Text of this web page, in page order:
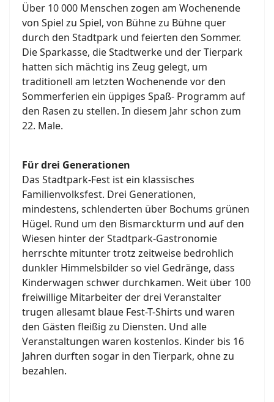
Über 10 000 Menschen zogen am Wochenende
von Spiel zu Spiel, von Bühne zu Bühne quer
durch den Stadtpark und feierten den Sommer.
Die Sparkasse, die Stadtwerke und der Tierpark
hatten sich mächtig ins Zeug gelegt, um
traditionell am letzten Wochenende vor den
Sommerferien ein üppiges Spaß- Programm auf
den Rasen zu stellen. In diesem Jahr schon zum
22. Male.
Für drei Generationen
Das Stadtpark-Fest ist ein klassisches
Familienvolksfest. Drei Generationen,
mindestens, schlenderten über Bochums grünen
Hügel. Rund um den Bismarckturm und auf den
Wiesen hinter der Stadtpark-Gastronomie
herrschte mitunter trotz zeitweise bedrohlich
dunkler Himmelsbilder so viel Gedränge, dass
Kinderwagen schwer durchkamen. Weit über 100
freiwillige Mitarbeiter der drei Veranstalter
trugen allesamt blaue Fest-T-Shirts und waren
den Gästen fleißig zu Diensten. Und alle
Veranstaltungen waren kostenlos. Kinder bis 16
Jahren durften sogar in den Tierpark, ohne zu
bezahlen.